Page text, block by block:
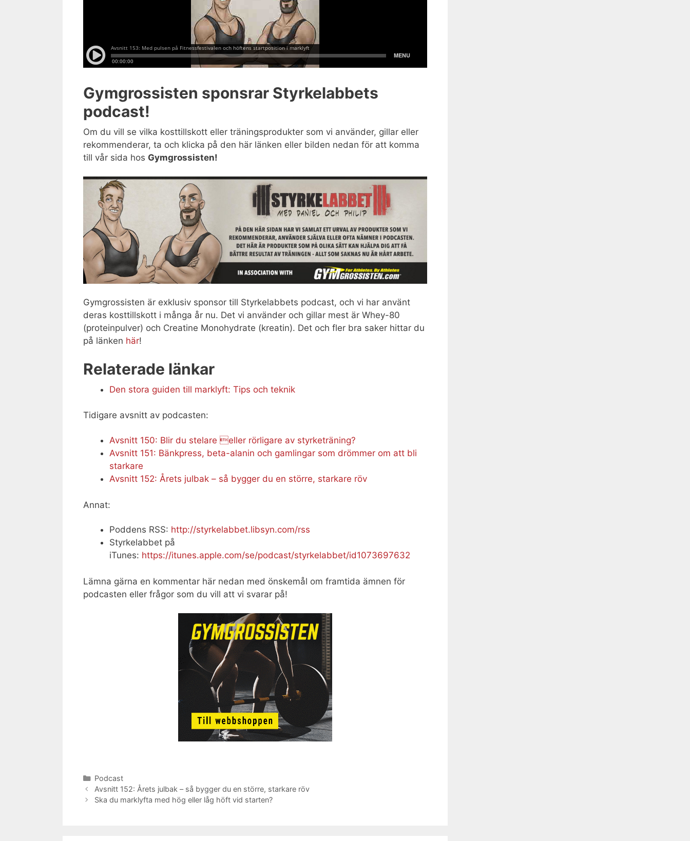
Gymgrossisten sponsrar Styrkelabbets
podcast!
Om du vill se vilka kosttillskott eller träningsprodukter som vi använder, gillar eller
rekommenderar, ta och klicka på den här länken eller bilden nedan för att komma
till vår sida hos Gymgrossisten!
Gymgrossisten är exklusiv sponsor till Styrkelabbets podcast, och vi har använt
deras kosttillskott i många år nu. Det vi använder och gillar mest är Whey-80
(proteinpulver) och Creatine Monohydrate (kreatin). Det och fler bra saker hittar du
på länken här!
Relaterade länkar
Den stora guiden till marklyft: Tips och teknik
Tidigare avsnitt av podcasten:
Avsnitt 150: Blir du stelare eller rörligare av styrketräning?
Avsnitt 151: Bänkpress, beta-alanin och gamlingar som drömmer om att bli
starkare
Avsnitt 152: Årets julbak – så bygger du en större, starkare röv
Annat:
Poddens RSS: http://styrkelabbet.libsyn.com/rss
Styrkelabbet på
iTunes: https://itunes.apple.com/se/podcast/styrkelabbet/id1073697632
Lämna gärna en kommentar här nedan med önskemål om framtida ämnen för
podcasten eller frågor som du vill att vi svarar på!
Kategorier
Podcast
Avsnitt 152: Årets julbak – så bygger du en större, starkare röv
Ska du marklyfta med hög eller låg höft vid starten?